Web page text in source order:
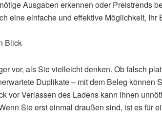
Ausgaben erkennen oder Preistrends
eine einfache und effektive Möglichkeit, Ihr
Blick
vor, als Sie vielleicht denken. Ob falsch
Duplikate – mit dem Beleg können
vor Verlassen des Ladens kann Ihnen
Sie erst einmal draußen sind, ist es für